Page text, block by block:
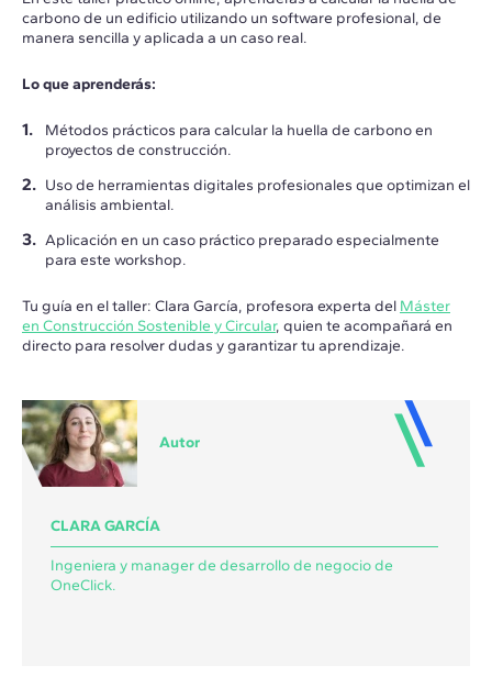
carbono de un edificio utilizando un software profesional, de
manera sencilla y aplicada a un caso real.
Lo que aprenderás:
Métodos prácticos para calcular la huella de carbono en
proyectos de construcción.
Uso de herramientas digitales profesionales que optimizan el
análisis ambiental.
Aplicación en un caso práctico preparado especialmente
para este workshop.
Tu guía en el taller: Clara García, profesora experta del Máster
en Construcción Sostenible y Circular, quien te acompañará en
directo para resolver dudas y garantizar tu aprendizaje.
Autor
CLARA GARCÍA
Ingeniera y manager de desarrollo de negocio de
OneClick.